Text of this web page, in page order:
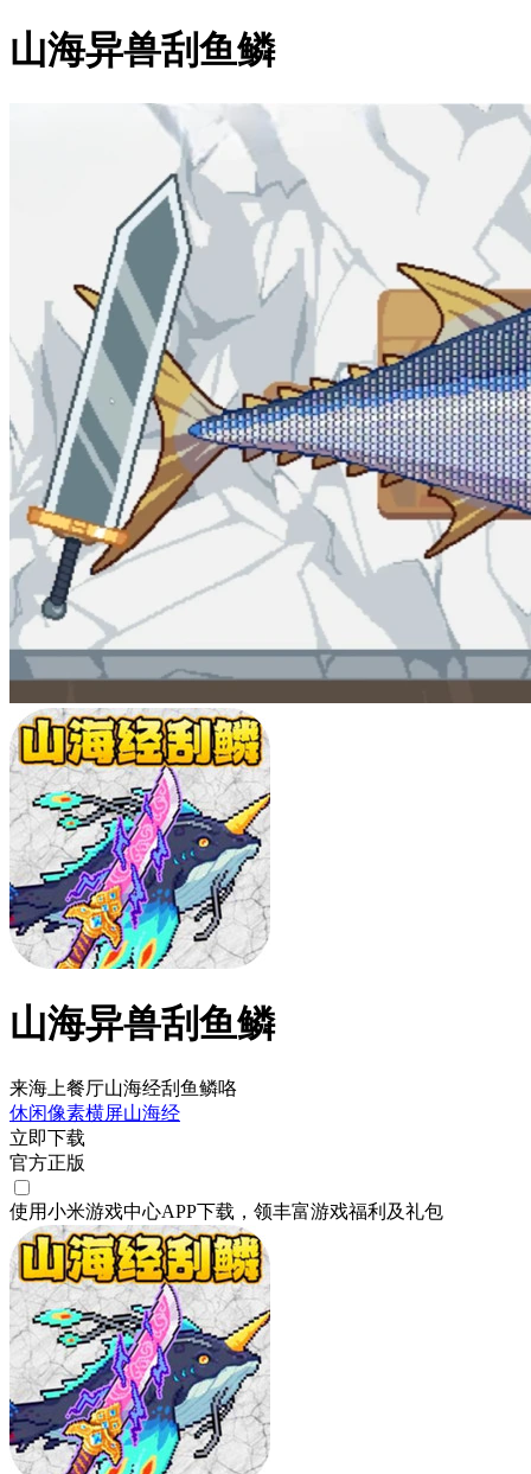
山海异兽刮鱼鳞
山海异兽刮鱼鳞
来海上餐厅山海经刮鱼鳞咯
休闲像素横屏山海经
立即下载
官方正版
使用小米游戏中心APP下载 ，领丰富游戏福利 及礼包